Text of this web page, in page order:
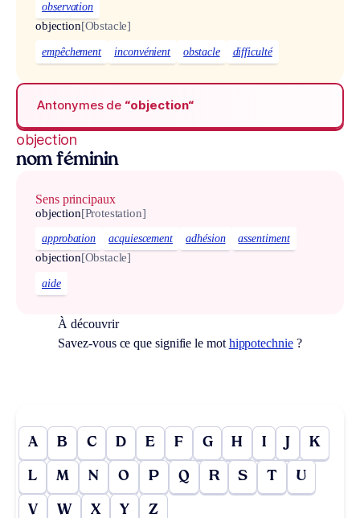
observation
objection[Obstacle]
empêchement inconvénient obstacle difficulté
Antonymes de “objection“
objection
nom féminin
Sens principaux
objection[Protestation]
approbation acquiescement adhésion assentiment
objection[Obstacle]
aide
À découvrir
Savez-vous ce que signifie le mot hippotechnie?
A B C D E F G H I J K
L M N O P Q R S T U
V W X Y Z